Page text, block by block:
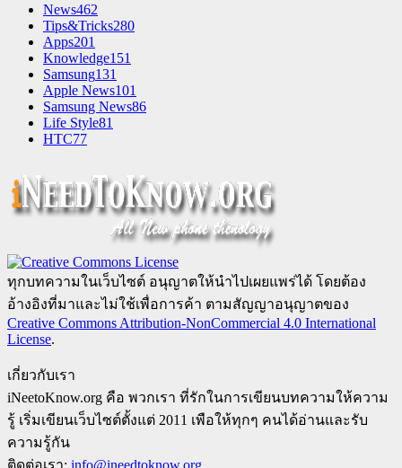
News462
Tips&Tricks280
Apps201
Knowledge151
Samsung131
Apple News101
Samsung News86
Life Style81
HTC77
ทุกบทความในเว็บไซต์ อนุญาตให้นำไปเผยแพร่ได้ โดยต้อง
อ้างอิงที่มาและไม่ใช้เพื่อการค้า ตามสัญญาอนุญาตของ
Creative Commons Attribution-NonCommercial 4.0 International
License.
เกี่ยวกับเรา
iNeetoKnow.org คือ พวกเรา ที่รักในการเขียนบทความให้ความ
รู้ เริ่มเขียนเว็บไซต์ตั้งแต่ 2011 เพือให้ทุกๆ คนได้อ่านและรับ
ความรู้กัน
ติดต่อเรา: info@ineedtoknow.org